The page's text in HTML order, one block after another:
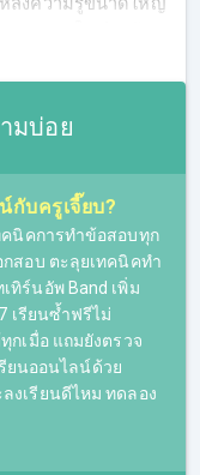
อมตอบโจทย์ความ
Online
มติวทั้ง 4 Skills
พื้นฐานอ่อนหรือพื้น
ที่เหมาะกับตัว
ครูเจี๊ยบ ติวเตอร์ที่
งการสอนภาษา
ายๆ คน สามารถทำ
ด้สำเร็จ ไม่ว่าจะ
หรือเรียนต่อใน
เป็นองค์ประกอบใน
มบ่อย
กับครูเจี๊ยบ?
คนิคการทำข้อสอบทุก
สอบ ตะลุยเทคนิคทำ
ทิร์นอัพ Band เพิ่ม
เรียนซ้ำฟรีไม่
กเมื่อ แถมยังตรวจ
รียนออนไลน์ด้วย
งเรียนดีไหม ทดลอง